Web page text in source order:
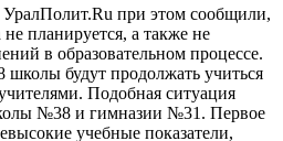
при этом сообщили,
планируется, а также не
в образовательном процессе.
будут продолжать учиться
Подобная ситуация
№38 и гимназии №31. Первое
учебные показатели,